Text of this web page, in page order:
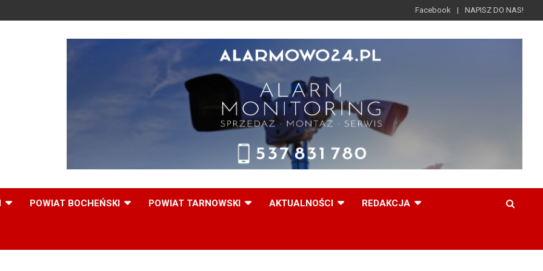
Facebook NAPISZ DO NAS!
POWIAT BOCHEŃSKI POWIAT TARNOWSKI AKTUALNOŚCI REDAKCJA